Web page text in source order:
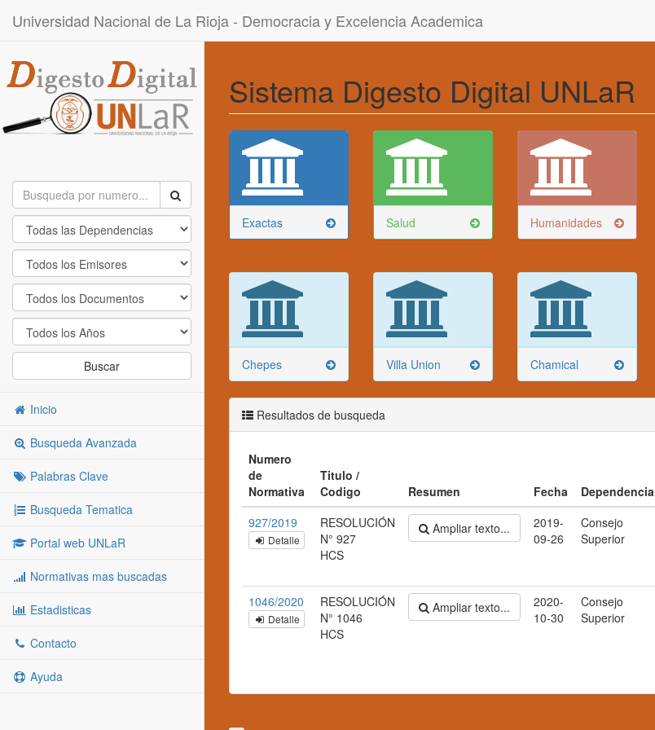
Universidad Nacional de La Rioja - Democracia y Excelencia Academica
Buscar
Inicio
Busqueda Avanzada
Palabras Clave
Busqueda Tematica
Portal web UNLaR
Normativas mas buscadas
Estadisticas
Contacto
Ayuda
Sistema Digesto Digital UNLaR
Exactas Salud Humanidades
Chepes Villa Union Chamical
Resultados de busqueda
Numero
de
Normativa
Titulo /
Codigo
Resumen Fecha Dependencia
927/2019
Detalle
RESOLUCIÓN
N° 927
HCS
Ampliar texto...
2019-
09-26
Consejo
Superior
1046/2020
Detalle
RESOLUCIÓN
N° 1046
HCS
Ampliar texto...
2020-
10-30
Consejo
Superior